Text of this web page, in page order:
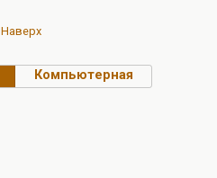
Наверх
Компьютерная